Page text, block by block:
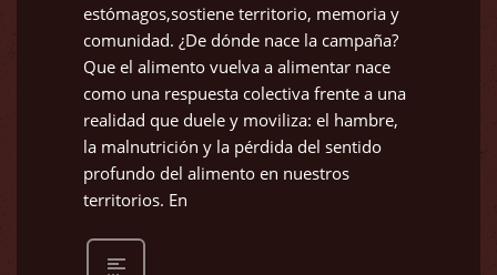
estómagos,sostiene territorio, memoria y
comunidad. ¿De dónde nace la campaña?
Que el alimento vuelva a alimentar nace
como una respuesta colectiva frente a una
realidad que duele y moviliza: el hambre,
la malnutrición y la pérdida del sentido
profundo del alimento en nuestros
territorios. En